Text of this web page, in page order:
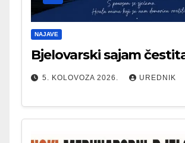
NAJAVE
Bjelovarski sajam
5. KOLOVOZA 2026. UREDNIK